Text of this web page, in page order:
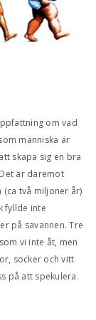
om vad
människa är
skapa sig en bra
är däremot
(ca två miljoner år)
fyllde inte
på savannen. Tre
vi inte åt, men
socker och vitt
på att spekulera